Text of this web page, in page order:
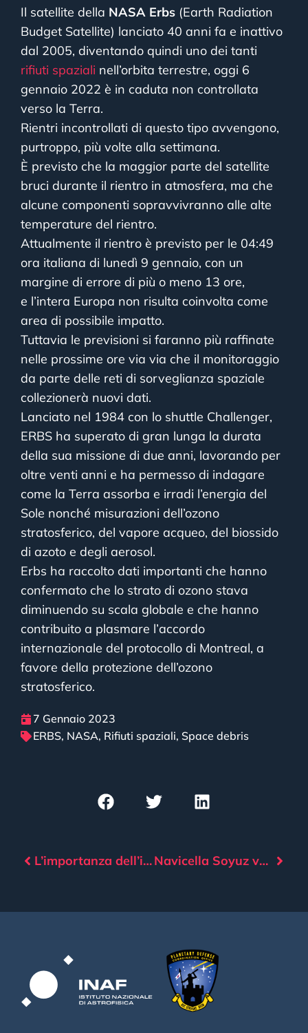
Il satellite della NASA Erbs (Earth Radiation
Budget Satellite) lanciato 40 anni fa e inattivo
dal 2005, diventando quindi uno dei tanti
rifiuti spaziali nell’orbita terrestre, oggi 6
gennaio 2022 è in caduta non controllata
verso la Terra.
Rientri incontrollati di questo tipo avvengono,
purtroppo, più volte alla settimana.
È previsto che la maggior parte del satellite
bruci durante il rientro in atmosfera, ma che
alcune componenti sopravvivranno alle alte
temperature del rientro.
Attualmente il rientro è previsto per le 04:49
ora italiana di lunedì 9 gennaio, con un
margine di errore di più o meno 13 ore,
e l’intera Europa non risulta coinvolta come
area di possibile impatto.
Tuttavia le previsioni si faranno più raffinate
nelle prossime ore via via che il monitoraggio
da parte delle reti di sorveglianza spaziale
collezionerà nuovi dati.
Lanciato nel 1984 con lo shuttle Challenger,
ERBS ha superato di gran lunga la durata
della sua missione di due anni, lavorando per
oltre venti anni e ha permesso di indagare
come la Terra assorba e irradi l’energia del
Sole nonché misurazioni dell’ozono
stratosferico, del vapore acqueo, del biossido
di azoto e degli aerosol.
Erbs ha raccolto dati importanti che hanno
confermato che lo strato di ozono stava
diminuendo su scala globale e che hanno
contribuito a plasmare l’accordo
internazionale del protocollo di Montreal, a
favore della protezione dell’ozono
stratosferico.
7 Gennaio 2023
ERBS, NASA, Rifiuti spaziali, Space debris
L’importanza dell’impatto ambientale dell’industria spaziale Navicella Soyuz verso la ISS per sostituire quella danneggiata